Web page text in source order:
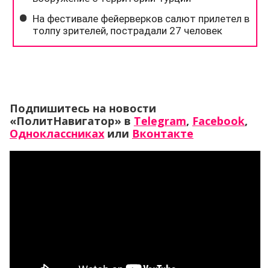
Подпишитесь на новости
«ПолитНавигатор» в Telegram, Facebook,
Одноклассниках или Вконтакте